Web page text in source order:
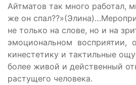
Айтматов так много работал,
же он
не только на слове, но и на
эмоциональном восприятии,
кинестетику и тактильные
более живой и действенный
растущего человека.